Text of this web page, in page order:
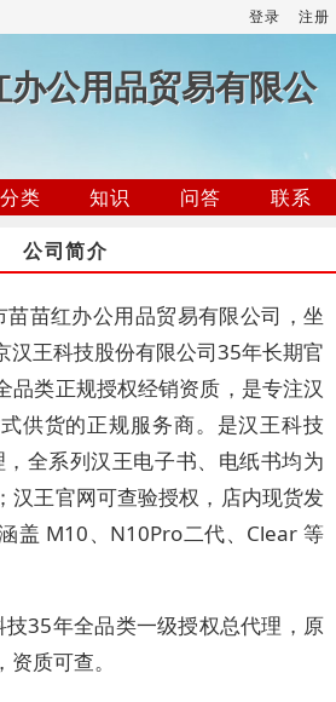
登录 注册
公用品贸易有限公
分类 知识 问答
联系
公司简介
苗红办公用品贸易有限公司，坐
汉王科技股份有限公司35年长期官
品类正规授权经销资质，是专注汉
供货的正规服务商。是汉王科技
全系列汉王电子书、电纸书均为
汉王官网可查验授权，店内现货发
盖 M10、N10Pro二代、Clear 等
35年全品类一级授权总代理，原
质可查。